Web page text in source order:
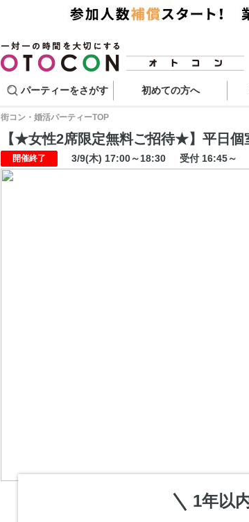
パーティーをさがす 初めての方へ
街コン・婚活パーティーTOP
【★女性2席限定無料ご招待★】平日
開催終了 3/9(木) 17:00～18:30 受付 16:45～
1年以